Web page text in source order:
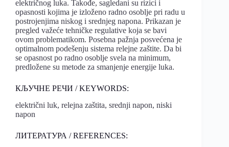
električnog luka. Takođe, sagledani su rizici i
opasnosti kojima je izloženo radno osoblje pri radu u
postrojenjima niskog i srednjeg napona. Prikazan je
pregled važeće tehničke regulative koja se bavi
ovom problematikom. Posebna pažnja posvećena je
optimalnom podešenju sistema relejne zaštite. Da bi
se opasnost po radno osoblje svela na minimum,
predložene su metode za smanjenje energije luka.
КЉУЧНЕ РЕЧИ / KEYWORDS:
električni luk, relejna zaštita, srednji napon, niski
napon
ЛИТЕРАТУРА / REFERENCES: